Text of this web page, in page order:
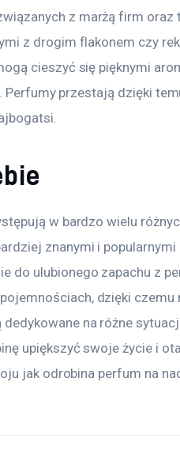
z marżą firm oraz
z drogim flakonem czy
cieszyć się pięknymi
Perfumy przestają dzięki
w bardzo wielu
znanymi i popularnymi
do ulubionego zapachu z
dzięki czemu
na różne
upiększyć swoje życie i
jak odrobina perfum na